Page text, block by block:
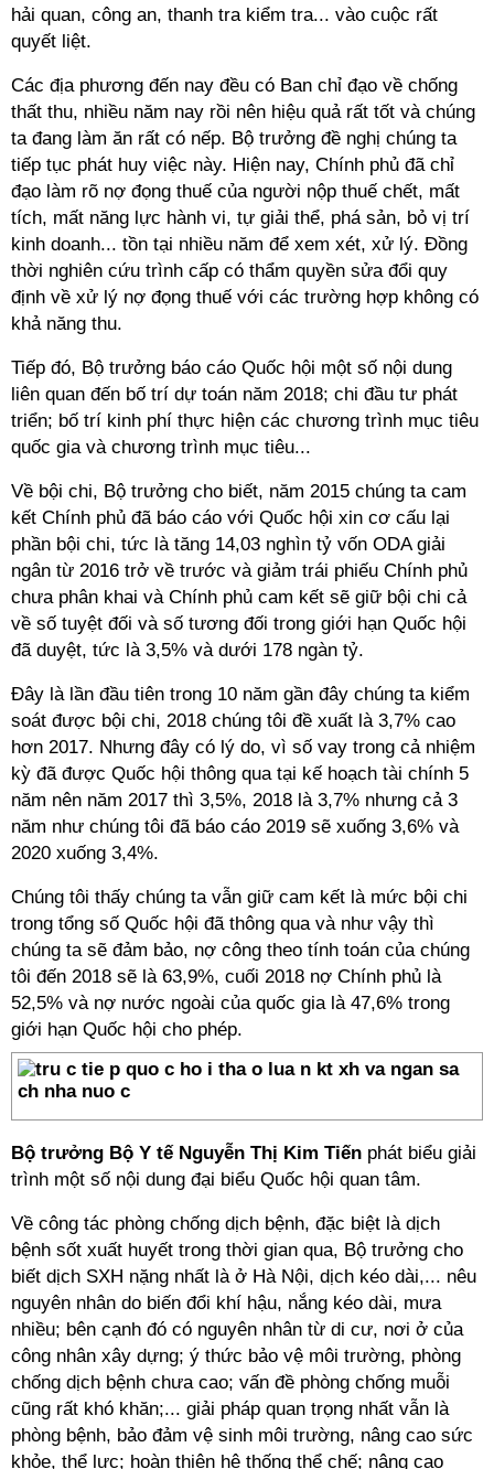
hải quan, công an, thanh tra kiểm tra... vào cuộc rất
quyết liệt.
Các địa phương đến nay đều có Ban chỉ đạo về chống
thất thu, nhiều năm nay rồi nên hiệu quả rất tốt và chúng
ta đang làm ăn rất có nếp. Bộ trưởng đề nghị chúng ta
tiếp tục phát huy việc này. Hiện nay, Chính phủ đã chỉ
đạo làm rõ nợ đọng thuế của người nộp thuế chết, mất
tích, mất năng lực hành vi, tự giải thể, phá sản, bỏ vị trí
kinh doanh... tồn tại nhiều năm để xem xét, xử lý. Đồng
thời nghiên cứu trình cấp có thẩm quyền sửa đổi quy
định về xử lý nợ đọng thuế với các trường hợp không có
khả năng thu.
Tiếp đó, Bộ trưởng báo cáo Quốc hội một số nội dung
liên quan đến bố trí dự toán năm 2018; chi đầu tư phát
triển; bố trí kinh phí thực hiện các chương trình mục tiêu
quốc gia và chương trình mục tiêu...
Về bội chi, Bộ trưởng cho biết, năm 2015 chúng ta cam
kết Chính phủ đã báo cáo với Quốc hội xin cơ cấu lại
phần bội chi, tức là tăng 14,03 nghìn tỷ vốn ODA giải
ngân từ 2016 trở về trước và giảm trái phiếu Chính phủ
chưa phân khai và Chính phủ cam kết sẽ giữ bội chi cả
về số tuyệt đối và số tương đối trong giới hạn Quốc hội
đã duyệt, tức là 3,5% và dưới 178 ngàn tỷ.
Đây là lần đầu tiên trong 10 năm gần đây chúng ta kiểm
soát được bội chi, 2018 chúng tôi đề xuất là 3,7% cao
hơn 2017. Nhưng đây có lý do, vì số vay trong cả nhiệm
kỳ đã được Quốc hội thông qua tại kế hoạch tài chính 5
năm nên năm 2017 thì 3,5%, 2018 là 3,7% nhưng cả 3
năm như chúng tôi đã báo cáo 2019 sẽ xuống 3,6% và
2020 xuống 3,4%.
Chúng tôi thấy chúng ta vẫn giữ cam kết là mức bội chi
trong tổng số Quốc hội đã thông qua và như vậy thì
chúng ta sẽ đảm bảo, nợ công theo tính toán của chúng
tôi đến 2018 sẽ là 63,9%, cuối 2018 nợ Chính phủ là
52,5% và nợ nước ngoài của quốc gia là 47,6% trong
giới hạn Quốc hội cho phép.
Bộ trưởng Bộ Y tế Nguyễn Thị Kim Tiến phát biểu giải
trình một số nội dung đại biểu Quốc hội quan tâm.
Về công tác phòng chống dịch bệnh, đặc biệt là dịch
bệnh sốt xuất huyết trong thời gian qua, Bộ trưởng cho
biết dịch SXH nặng nhất là ở Hà Nội, dịch kéo dài,... nêu
nguyên nhân do biến đổi khí hậu, nắng kéo dài, mưa
nhiều; bên cạnh đó có nguyên nhân từ di cư, nơi ở của
công nhân xây dựng; ý thức bảo vệ môi trường, phòng
chống dịch bệnh chưa cao; vấn đề phòng chống muỗi
cũng rất khó khăn;... giải pháp quan trọng nhất vẫn là
phòng bệnh, bảo đảm vệ sinh môi trường, nâng cao sức
khỏe, thể lực; hoàn thiện hệ thống thể chế; nâng cao